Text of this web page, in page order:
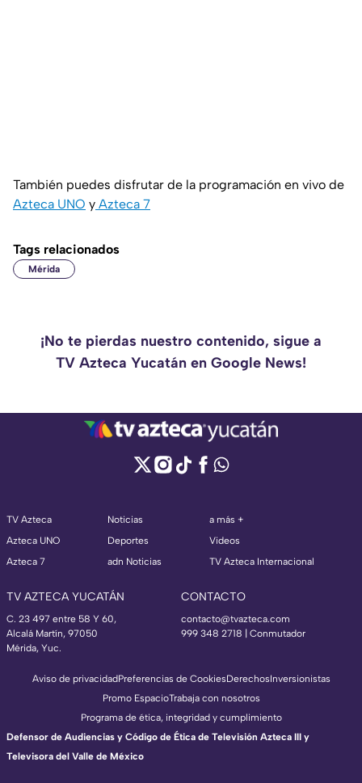
También puedes disfrutar de la programación en vivo de
Azteca UNO y Azteca 7
Tags relacionados
Mérida
¡No te pierdas nuestro contenido, sigue a
TV Azteca Yucatán en Google News!
TV Azteca
Azteca UNO
Azteca 7
Noticias
Deportes
adn Noticias
a más +
Videos
TV Azteca Internacional
TV AZTECA YUCATÁN
C. 23 497 entre 58 Y 60,
Alcalá Martín, 97050
Mérida, Yuc.
CONTACTO
contacto@tvazteca.com
999 348 2718 | Conmutador
Aviso de privacidadPreferencias de CookiesDerechosInversionistas
Promo EspacioTrabaja con nosotros
Programa de ética, integridad y cumplimiento
Defensor de Audiencias y Código de Ética de Televisión Azteca III y
Televisora del Valle de México